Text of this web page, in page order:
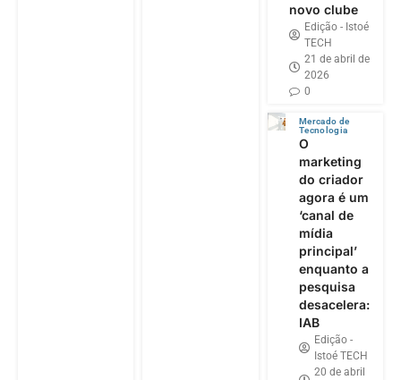
novo clube
Edição - Istoé
TECH
21 de abril de
2026
0
Mercado de
Tecnologia
O
marketing
do criador
agora é um
‘canal de
mídia
principal’
enquanto a
pesquisa
desacelera:
IAB
Edição -
Istoé TECH
20 de abril